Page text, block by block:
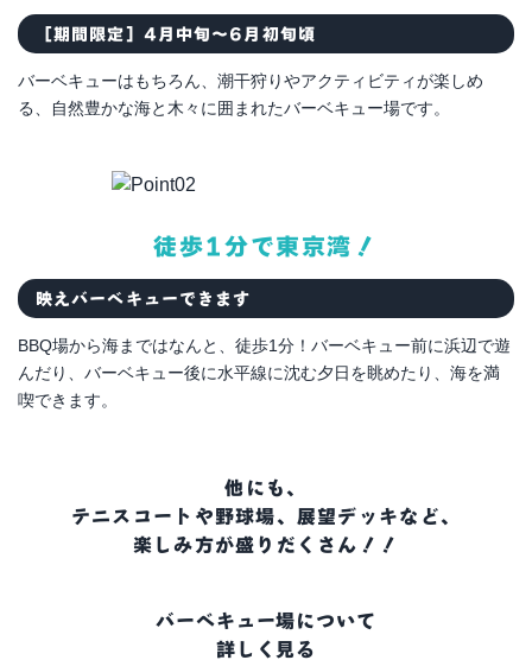
［期間限定］4月中旬～6月初旬頃
バーベキューはもちろん、潮干狩りやアクティビティが楽しめ
る、自然豊かな海と木々に囲まれたバーベキュー場です。
徒歩1分で東京湾！
映えバーベキューできます
BBQ場から海まではなんと、徒歩1分！バーベキュー前に浜辺で遊
んだり、バーベキュー後に水平線に沈む夕日を眺めたり、海を満
喫できます。
他にも、
テニスコートや野球場、展望デッキなど、
楽しみ方が盛りだくさん！！
バーベキュー場について
詳しく見る